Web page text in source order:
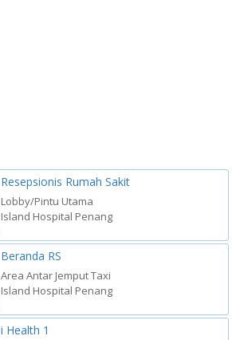
Resepsionis Rumah Sakit
Lobby/Pintu Utama
Island Hospital Penang
Beranda RS
Area Antar Jemput Taxi
Island Hospital Penang
i Health 1